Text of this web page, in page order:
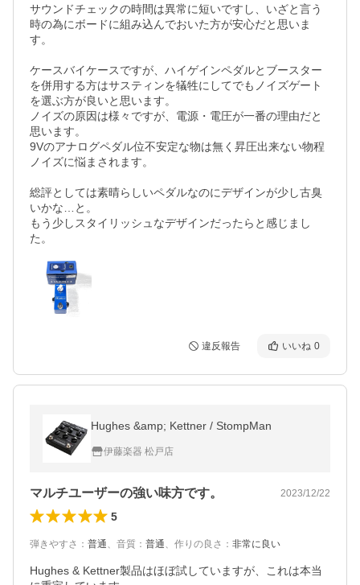
サウンドチェックの時間は異常に短いですし、いざと言う
時の為にボードに組み込んでおいた方が安心だと思いま
す。
ケースバイケースですが、ハイゲインペダルとブースター
を併用する方はサスティンを犠牲にしてでもノイズゲート
を選ぶ方が良いと思います。
ノイズの原因は様々ですが、電源・電圧が一番の理由だと
思います。
9Vのアナログペダル位不安定な物は無く昇圧出来ない物程
ノイズに悩まされます。
総評としては素晴らしいペダルなのにデザインが少し古臭
いかな…と。
もう少しスタイリッシュなデザインだったらと感じまし
た。
違反報告 いいね 0
Hughes &amp; Kettner / StompMan
伊藤楽器 松戸店
マルチユーザーの強い味方です。 2023/12/22
5
弾きやすさ ： 普通、 音質 ： 普通、 作りの良さ ： 非常に良い
Hughes & Kettner製品はほぼ試していますが、これは本当